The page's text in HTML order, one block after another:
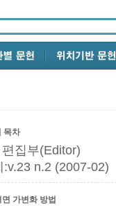
목차
집부(Editor)
n.2 (2007-02)
가변화 방법